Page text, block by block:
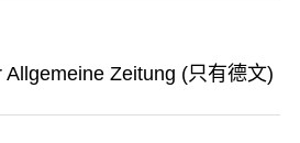
Zeitung (只有德文)